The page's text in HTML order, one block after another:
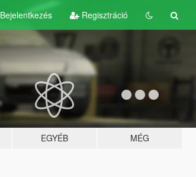
Bejelentkezés Regisztráció
EGYÉB MÉG